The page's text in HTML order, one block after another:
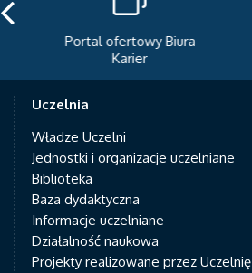
Portal ofertowy Biura
Karier
Uczelnia
Władze Uczelni
Jednostki i organizacje uczelniane
Biblioteka
Baza dydaktyczna
Informacje uczelniane
Działalność naukowa
Projekty realizowane przez Uczelnię